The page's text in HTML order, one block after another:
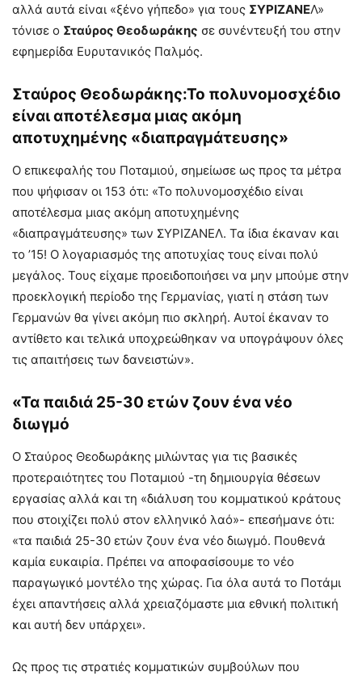
αλλά αυτά είναι «ξένο γήπεδο» για τους ΣΥΡΙΖΑΝΕΛ»
τόνισε ο Σταύρος Θεοδωράκης σε συνέντευξή του στην
εφημερίδα Ευρυτανικός Παλμός.
Σταύρος Θεοδωράκης:Το πολυνομοσχέδιο
είναι αποτέλεσμα μιας ακόμη
αποτυχημένης «διαπραγμάτευσης»
Ο επικεφαλής του Ποταμιού, σημείωσε ως προς τα μέτρα
που ψήφισαν οι 153 ότι: «Το πολυνομοσχέδιο είναι
αποτέλεσμα μιας ακόμη αποτυχημένης
«διαπραγμάτευσης» των ΣΥΡΙΖΑΝΕΛ. Τα ίδια έκαναν και
το ’15! Ο λογαριασμός της αποτυχίας τους είναι πολύ
μεγάλος. Τους είχαμε προειδοποιήσει να μην μπούμε στην
προεκλογική περίοδο της Γερμανίας, γιατί η στάση των
Γερμανών θα γίνει ακόμη πιο σκληρή. Αυτοί έκαναν το
αντίθετο και τελικά υποχρεώθηκαν να υπογράψουν όλες
τις απαιτήσεις των δανειστών».
«Τα παιδιά 25-30 ετών ζουν ένα νέο
διωγμό
Ο Σταύρος Θεοδωράκης μιλώντας για τις βασικές
προτεραιότητες του Ποταμιού -τη δημιουργία θέσεων
εργασίας αλλά και τη «διάλυση του κομματικού κράτους
που στοιχίζει πολύ στον ελληνικό λαό»- επεσήμανε ότι:
«τα παιδιά 25-30 ετών ζουν ένα νέο διωγμό. Πουθενά
καμία ευκαιρία. Πρέπει να αποφασίσουμε το νέο
παραγωγικό μοντέλο της χώρας. Για όλα αυτά το Ποτάμι
έχει απαντήσεις αλλά χρειαζόμαστε μια εθνική πολιτική
και αυτή δεν υπάρχει».
Ως προς τις στρατιές κομματικών συμβούλων που